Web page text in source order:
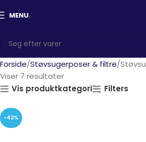
MENU
Forside Støvsugerposer & filtre
Viser 7 resultater
Vis produktkategori
Filters
-42%